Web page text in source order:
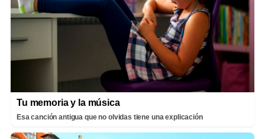
Tu memoria y la música
Esa canción antigua que no olvidas tiene una explicación